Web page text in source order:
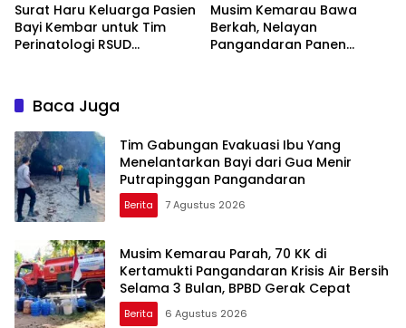
Surat Haru Keluarga Pasien
Bayi Kembar untuk Tim
Perinatologi RSUD
Musim Kemarau Bawa
Berkah, Nelayan
Pangandaran Panen
Baca Juga
Tim Gabungan Evakuasi Ibu Yang
Menelantarkan Bayi dari Gua Menir
Putrapinggan Pangandaran
Berita 7 Agustus 2026
Musim Kemarau Parah, 70 KK di
Kertamukti Pangandaran Krisis Air Bersih
Selama 3 Bulan, BPBD Gerak Cepat
Berita 6 Agustus 2026